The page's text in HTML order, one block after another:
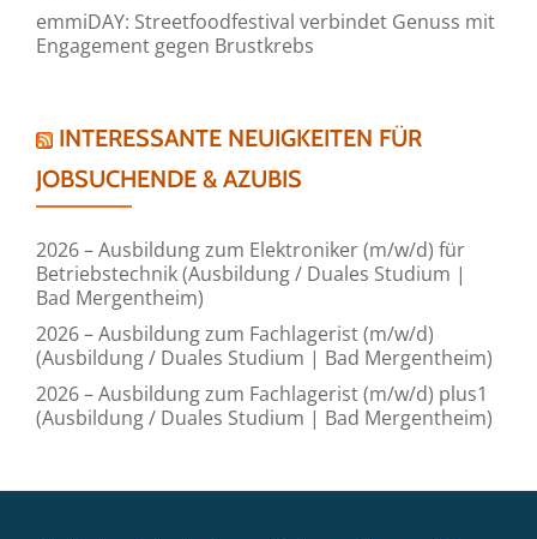
emmiDAY: Streetfoodfestival verbindet Genuss mit
Engagement gegen Brustkrebs
INTERESSANTE NEUIGKEITEN FÜR
JOBSUCHENDE & AZUBIS
2026 – Ausbildung zum Elektroniker (m/w/d) für
Betriebstechnik (Ausbildung / Duales Studium |
Bad Mergentheim)
2026 – Ausbildung zum Fachlagerist (m/w/d)
(Ausbildung / Duales Studium | Bad Mergentheim)
2026 – Ausbildung zum Fachlagerist (m/w/d) plus1
(Ausbildung / Duales Studium | Bad Mergentheim)